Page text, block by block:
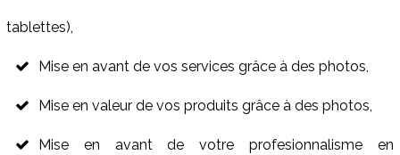
tablettes),
Mise en avant de vos services grâce à des photos,
Mise en valeur de vos produits grâce à des photos,
Mise en avant de votre profesionnalisme en